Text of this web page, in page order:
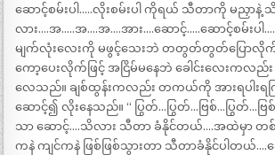
ဆောင့်စမ်းပါ…..လိုးစမ်းပါ ကိုရယ် သီတာကို မညှာနဲ့
လား….အ…..အ….အ….အား….ဆောင့်…..ဆောင့်စမ်း
မျက်လုံးလေးကို မဖွင့်သေးဘဲ တတွတ်တွတ်ပြောလို
ကော့ပေးလိုက်ဖြင့် အငြိမ်မနေဘဲ ခေါင်းလေးကလည်
လေသည်။ ချစ်ထွန်းကလည်း တကယ်ကို အားရပါးရက
ဆောင့်၍ လိုးနေသည်။ “ ပြွတ်…ပြွတ်…ဗြစ်…ပြွတ်…ဗြစ်
သာ ဆောင့်….သိလား သီတာ ခံနိုင်တယ်….အထဲမှာ တစ်
ကနဲ ကျင်ကနဲ ဖြစ်ဖြစ်သွားတာ သီတာခံနိုင်ပါတယ်